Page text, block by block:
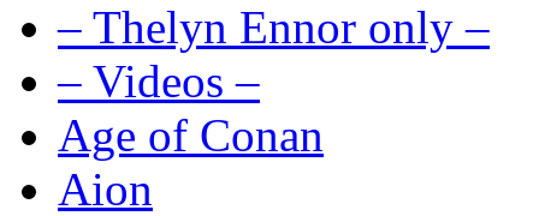
– Thelyn Ennor only –
– Videos –
Age of Conan
Aion